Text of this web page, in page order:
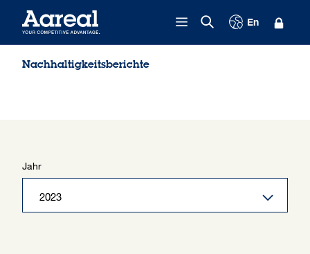
En
Nachhaltigkeitsberichte
Jahr